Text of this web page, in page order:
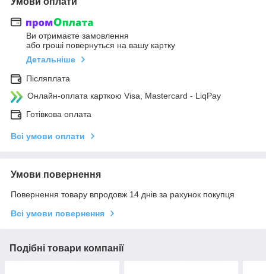
Ви отримаєте замовлення
або гроші повернуться на вашу картку
Детальніше
Післяплата
Онлайн-оплата карткою Visa, Mastercard - LiqPay
Готівкова оплата
Всі умови оплати
Умови повернення
Повернення товару впродовж 14 днів за рахунок покупця
Всі умови повернення
Подібні товари компанії